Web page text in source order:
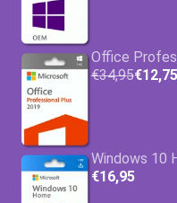
Office
€34,95€12,75
Windows 10
€16,95